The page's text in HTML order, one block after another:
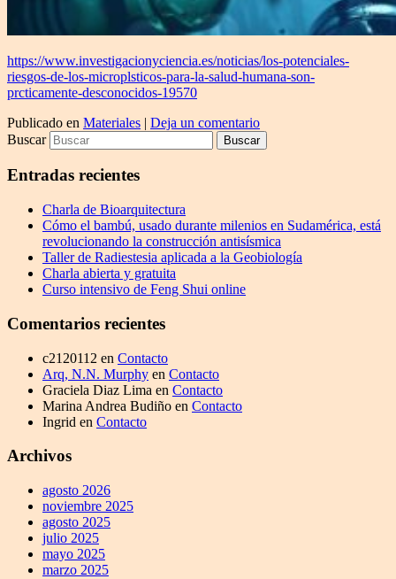
https://www.investigacionyciencia.es/noticias/los-potenciales-
riesgos-de-los-microplsticos-para-la-salud-humana-son-
prcticamente-desconocidos-19570
Publicado en Materiales | Deja un comentario
Buscar
Entradas recientes
Charla de Bioarquitectura
Cómo el bambú, usado durante milenios en Sudamérica, está
revolucionando la construcción antisísmica
Taller de Radiestesia aplicada a la Geobiología
Charla abierta y gratuita
Curso intensivo de Feng Shui online
Comentarios recientes
c2120112 en Contacto
Arq, N.N. Murphy en Contacto
Graciela Diaz Lima en Contacto
Marina Andrea Budiño en Contacto
Ingrid en Contacto
Archivos
agosto 2026
noviembre 2025
agosto 2025
julio 2025
mayo 2025
marzo 2025